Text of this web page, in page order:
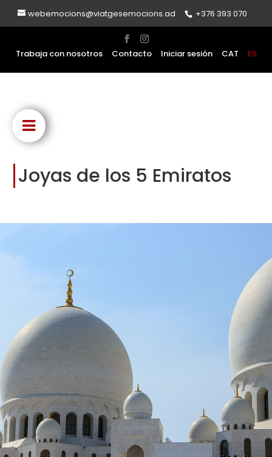
webemocions@viatgesemocions.ad +376 393 070
Trabaja con nosotros Contacto Iniciar sesión CAT ES
Joyas de los 5 Emiratos